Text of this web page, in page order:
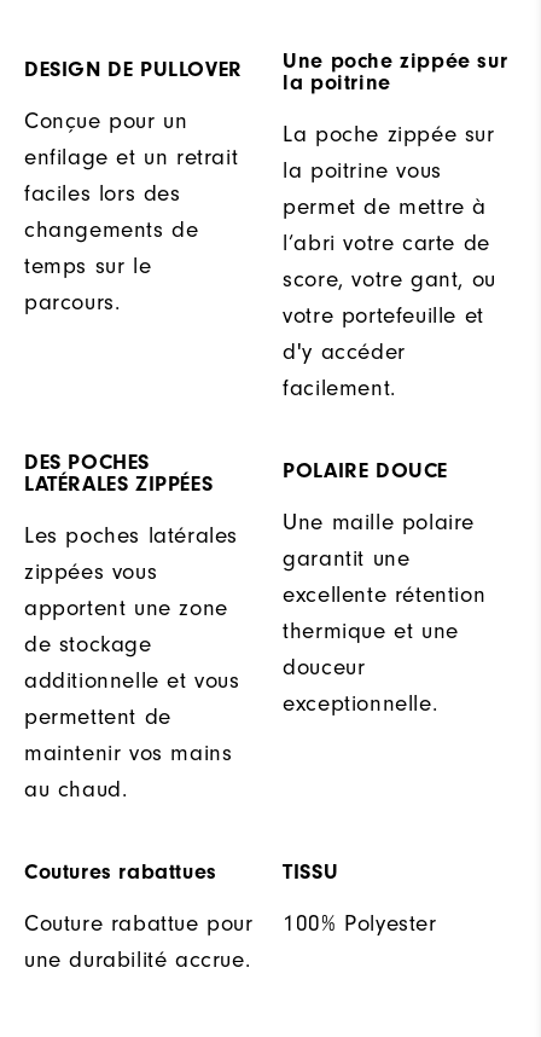
DESIGN DE PULLOVER
Conçue pour un
enfilage et un retrait
faciles lors des
changements de
temps sur le
parcours.
Une poche zippée sur
la poitrine
La poche zippée sur
la poitrine vous
permet de mettre à
l’abri votre carte de
score, votre gant, ou
votre portefeuille et
d'y accéder
facilement.
DES POCHES
LATÉRALES ZIPPÉES
Les poches latérales
zippées vous
apportent une zone
de stockage
additionnelle et vous
permettent de
maintenir vos mains
au chaud.
POLAIRE DOUCE
Une maille polaire
garantit une
excellente rétention
thermique et une
douceur
exceptionnelle.
Coutures rabattues
Couture rabattue pour
une durabilité accrue.
TISSU
100% Polyester